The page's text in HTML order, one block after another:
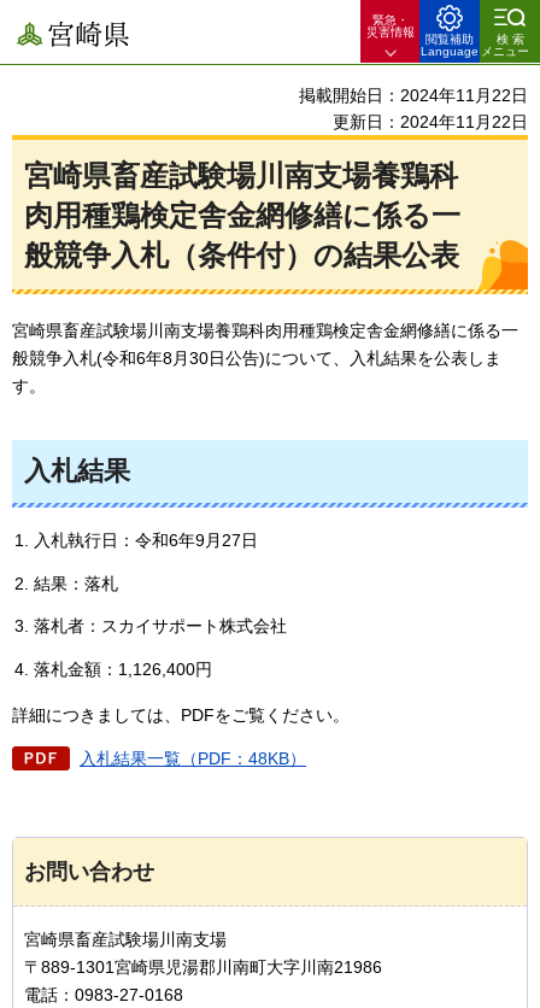
宮崎県
緊急・
災害情報
閲覧補助
Language
検索
メニュー
掲載開始日：2024年11月22日
更新日：2024年11月22日
宮崎県畜産試験場川南支場養鶏科
肉用種鶏検定舎金網修繕に係る一
般競争入札（条件付）の結果公表
宮崎県畜産試験場川南支場養鶏科肉用種鶏検定舎金網修繕に係る一
般競争入札(令和6年8月30日公告)について、入札結果を公表しま
す。
入札結果
入札執行日：令和6年9月27日
結果：落札
落札者：スカイサポート株式会社
落札金額：1,126,400円
詳細につきましては、PDFをご覧ください。
入札結果一覧（PDF：48KB）
お問い合わせ
宮崎県畜産試験場川南支場
〒889-1301宮崎県児湯郡川南町大字川南21986
電話：0983-27-0168